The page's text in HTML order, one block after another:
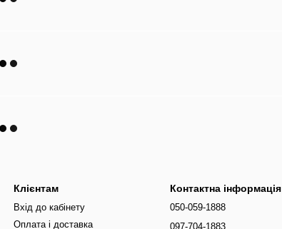
Клієнтам
Вхід до кабінету
Оплата і доставка
Контактна інформація
050-059-1888
097-704-1883